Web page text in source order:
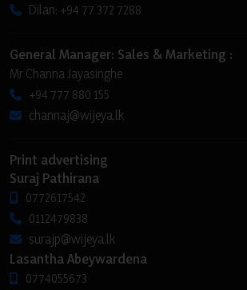
Dilan: +94 77 372 7288
General Manager: Sales & Marketing :
Mr Channa Jayasinghe
+94 777 880 155
channaj@wijeya.lk
Print advertising
Suraj Pathirana
0772617542
0112479838
surajp@wijeya.lk
Lasantha Abeywardena
0774055673